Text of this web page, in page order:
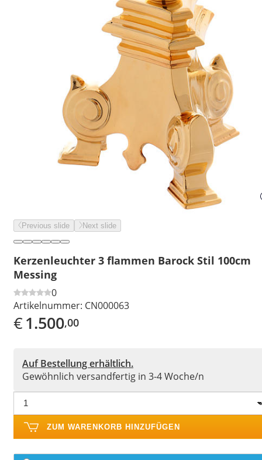
Previous slide Next slide
Kerzenleuchter 3 flammen Barock Stil 100cm
Messing
0
Artikelnummer: CN000063
€1.500,00
Auf Bestellung erhältlich.
Gewöhnlich versandfertig in 3-4 Woche/n
ZUM WARENKORB HINZUFÜGEN